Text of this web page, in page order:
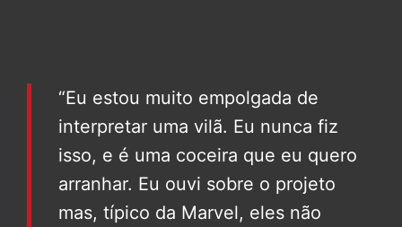
“Eu estou muito empolgada de
interpretar uma vilã. Eu nunca fiz
isso, e é uma coceira que eu quero
arranhar. Eu ouvi sobre o projeto
mas, típico da Marvel, eles não